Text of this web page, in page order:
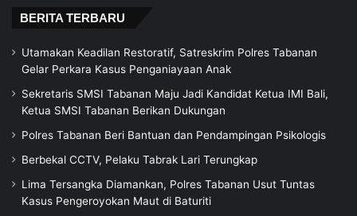
BERITA TERBARU
Utamakan Keadilan Restoratif, Satreskrim Polres Tabanan
Gelar Perkara Kasus Penganiayaan Anak
Sekretaris SMSI Tabanan Maju Jadi Kandidat Ketua IMI Bali,
Ketua SMSI Tabanan Berikan Dukungan
Polres Tabanan Beri Bantuan dan Pendampingan Psikologis
Berbekal CCTV, Pelaku Tabrak Lari Terungkap
Lima Tersangka Diamankan, Polres Tabanan Usut Tuntas
Kasus Pengeroyokan Maut di Baturiti